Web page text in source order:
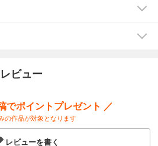
ビュー
でポイントプレゼント ／
の作品が対象となります
レビューを書く